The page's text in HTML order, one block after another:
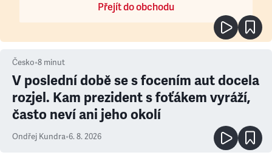
Přejít do obchodu
Česko•8 minut
V poslední době se s focením aut docela
rozjel. Kam prezident s foťákem vyráží,
často neví ani jeho okolí
Ondřej Kundra•6. 8. 2026